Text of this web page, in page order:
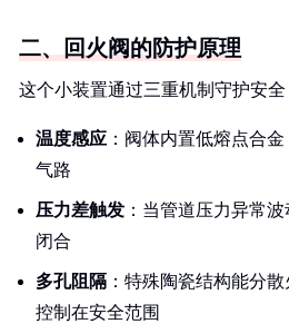
二、回火阀的防护原理
这个小装置通过三重机制守护安全
温度感应 ：阀体内置低熔点合
气路
压力差触发 ：当管道压力异常
闭合
多孔阻隔 ：特殊陶瓷结构能分
控制在安全范围